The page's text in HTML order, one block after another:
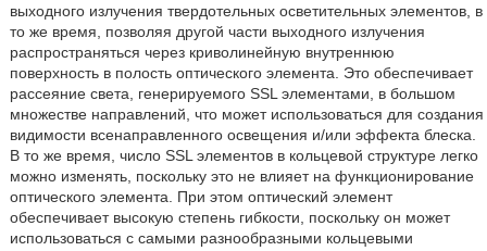
выходного излучения твердотельных осветительных элементов, в
то же время, позволяя другой части выходного излучения
распространяться через криволинейную внутреннюю
поверхность в полость оптического элемента. Это обеспечивает
рассеяние света, генерируемого SSL элементами, в большом
множестве направлений, что может использоваться для создания
видимости всенаправленного освещения и/или эффекта блеска.
В то же время, число SSL элементов в кольцевой структуре легко
можно изменять, поскольку это не влияет на функционирование
оптического элемента. При этом оптический элемент
обеспечивает высокую степень гибкости, поскольку он может
использоваться с самыми разнообразными кольцевыми